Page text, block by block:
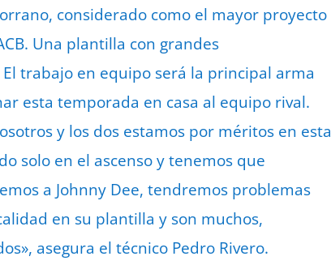
considerado como el mayor proyecto
Una plantilla con grandes
trabajo en equipo será la principal arma
esta temporada en casa al equipo rival.
y los dos estamos por méritos en esta
solo en el ascenso y tenemos que
a Johnny Dee, tendremos problemas
en su plantilla y son muchos,
asegura el técnico Pedro Rivero.